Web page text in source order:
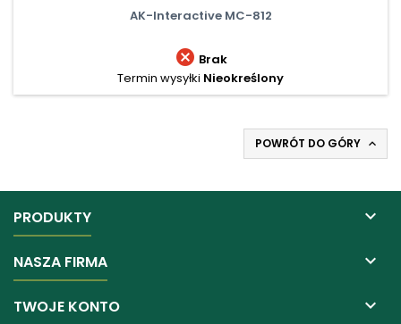
AK-Interactive MC-812
 Brak
Termin wysyłki Nieokreślony
POWRÓT DO GÓRY 
PRODUKTY 
NASZA FIRMA 
TWOJE KONTO 